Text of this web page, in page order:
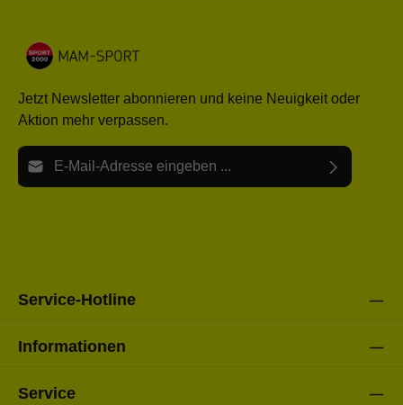
Jetzt Newsletter abonnieren und keine Neuigkeit oder
Aktion mehr verpassen.
E-Mail-Adresse*
Service-Hotline
Informationen
Service